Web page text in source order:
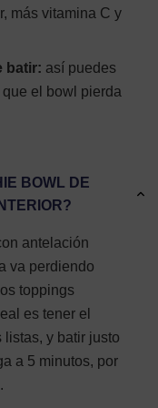
más vitamina C y
batir: así puedes
el bowl pierda
BOWL DE
antelación
va perdiendo
toppings
es tener el
y batir justo
a 5 minutos, por